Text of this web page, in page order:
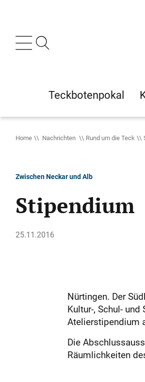
Teckbotenpokal
Home Nachrichten Rund um die Teck
Zwischen Neckar und Alb
25.11.2016
Nürtingen. Der
Kultur-, Schul-
Atelierstipendium
Die
Räumlichkeiten